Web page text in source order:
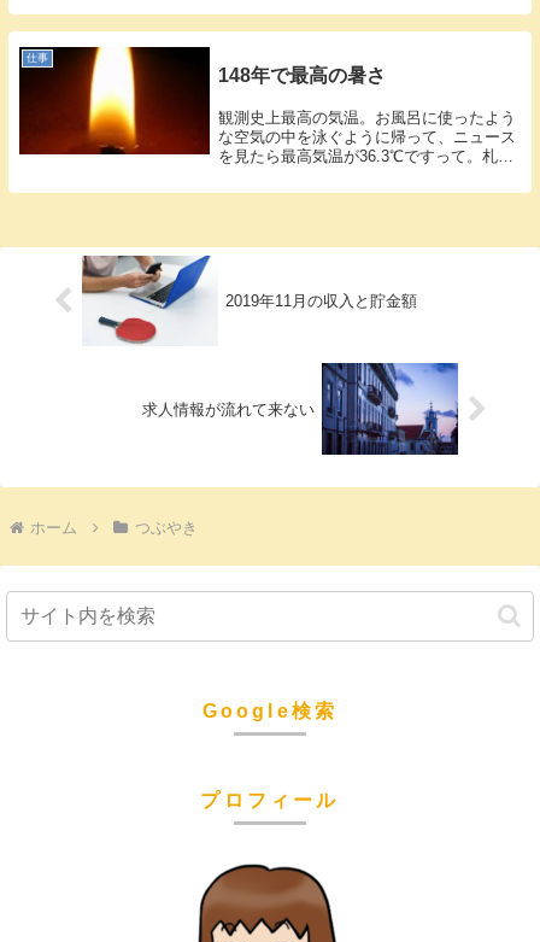
仕事
148年で最高の暑さ
観測史上最高の気温。お風呂に使ったよう
な空気の中を泳ぐように帰って、ニュース
を見たら最高気温が36.3℃ですって。札幌
2019年11月の収入と貯金額
求人情報が流れて来ない
ホーム つぶやき
Google検索
プロフィール